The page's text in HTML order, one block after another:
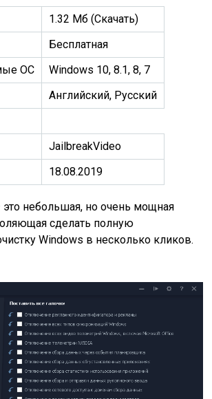
1.32 Mб (Скачать)
Бесплатная
ОС
Windows 10, 8.1, 8, 7
Английский, Русский
JailbreakVideo
18.08.2019
это небольшая, но очень мощная
сделать полную
Windows в несколько кликов.